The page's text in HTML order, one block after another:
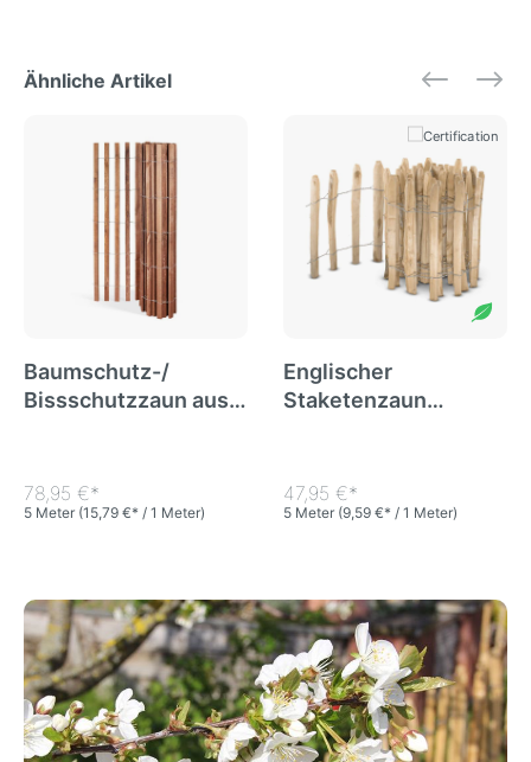
Ähnliche Artikel
Baumschutz-/
Bissschutzzaun aus
150 cm,
Lattenabstand ~6 cm
78,95 €*
5 Meter (15,79 €* / 1 Meter)
Englischer
Staketenzaun
Lattenabstand 8-10
cm
47,95 €*
5 Meter (9,59 €* / 1 Meter)